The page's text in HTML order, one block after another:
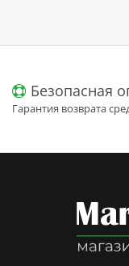
Безопасная
Гарантия возврата